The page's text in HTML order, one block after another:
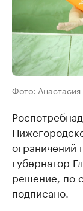
Фото:
ограничений
губернатор
решение, по
подписано.